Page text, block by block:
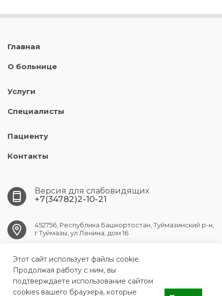
Главная
О больнице
Услуги
Специалисты
Пациенту
Контакты
Версия для слабовидящих
+7(34782)2-10-21
452756, Республика Башкортостан, Туймазинский р-н,
г Туймазы, ул Ленина, дом 16
tuymazy.crb@doctorrb.ru
Этот сайт использует файлы cookie.
Продолжая работу с ним, вы
подтверждаете использование сайтом
cookies вашего браузера, которые